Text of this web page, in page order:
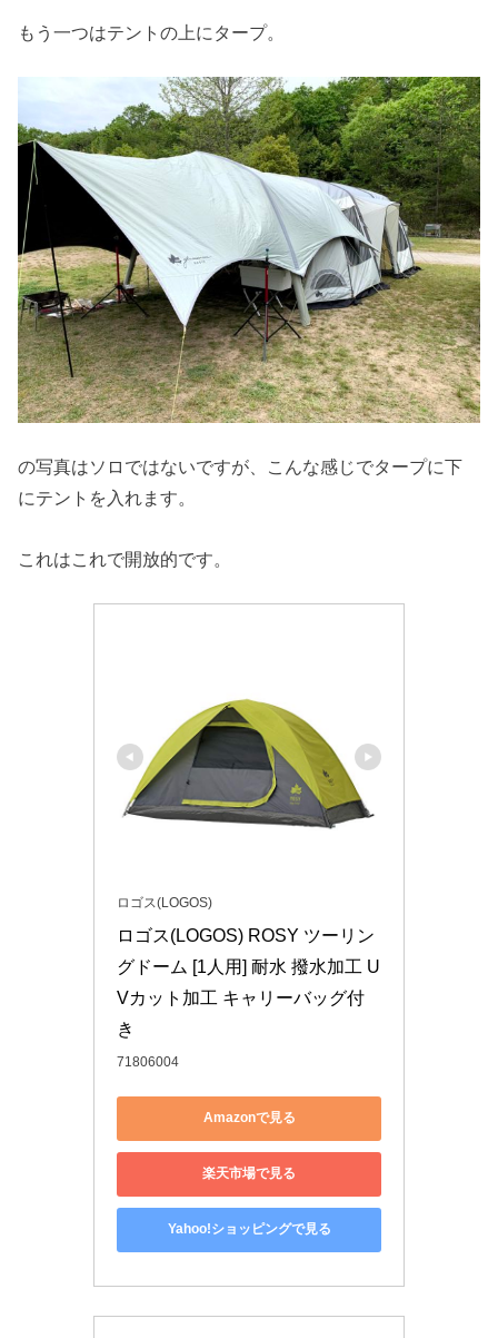
もう一つはテントの上にタープ。
の写真はソロではないですが、こんな感じでタープに下
にテントを入れます。
これはこれで開放的です。
ロゴス(LOGOS)
ロゴス(LOGOS) ROSY ツーリン
グドーム [1人用] 耐水 撥水加工 U
Vカット加工 キャリーバッグ付
き
71806004
Amazonで見る
楽天市場で見る
Yahoo!ショッピングで見る